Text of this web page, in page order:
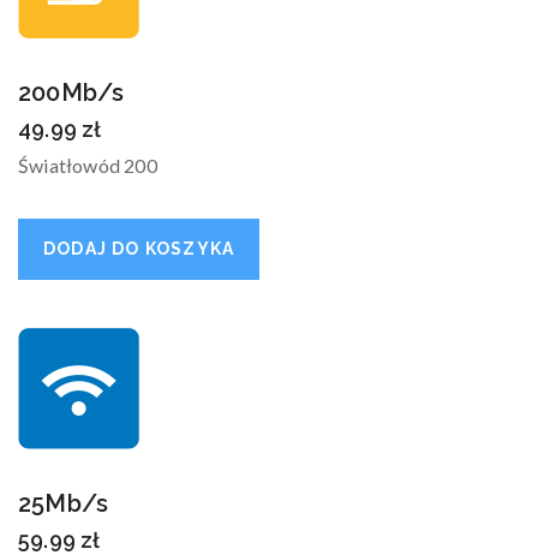
200Mb/s
49.99 zł
Światłowód 200
DODAJ DO KOSZYKA
25Mb/s
59.99 zł